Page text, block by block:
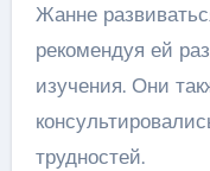
Жанне
рекомендуя ей
изучения. Они
трудностей.